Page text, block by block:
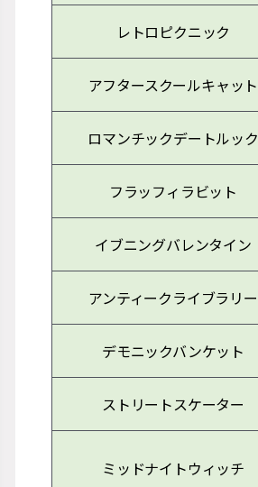
レトロピクニック
アフタースクールキャット
ロマンチックデートルック
フラッフィラビット
イブニングバレンタイン
アンティークライブラリー
デモニックバンケット
ストリートスケーター
ミッドナイトウィッチ